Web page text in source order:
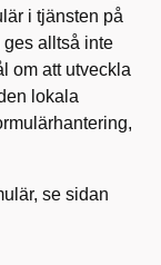
i tjänsten på
alltså inte
om att utveckla
lokala
se sidan